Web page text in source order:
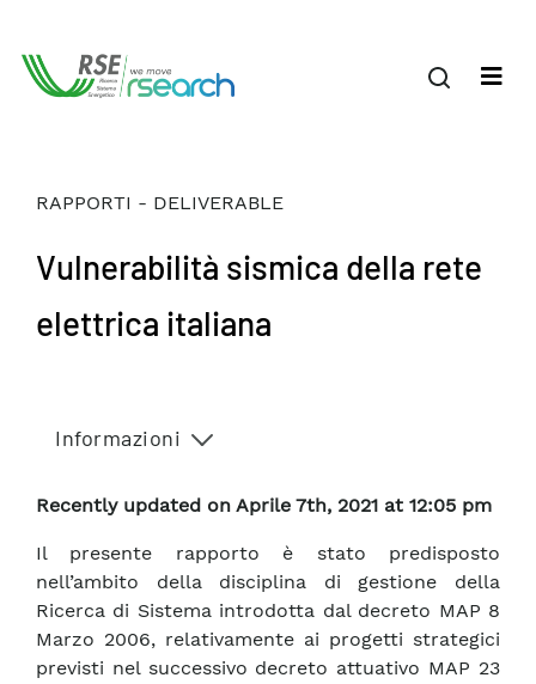
RAPPORTI - DELIVERABLE
Vulnerabilità sismica della rete
elettrica italiana
Informazioni
Recently updated on Aprile 7th, 2021 at 12:05 pm
Il presente rapporto è stato predisposto
nell’ambito della disciplina di gestione della
Ricerca di Sistema introdotta dal decreto MAP 8
Marzo 2006, relativamente ai progetti strategici
previsti nel successivo decreto attuativo MAP 23